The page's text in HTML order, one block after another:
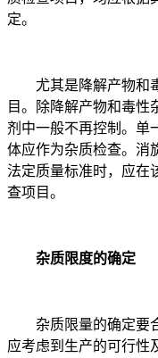
定。
尤其是降解产物和毒
目。除降解产物和毒性
剂中一般不再控制。单
体应作为杂质检查。消
法定质量标准时，应在
查项目。
杂质限度的确定
杂质限量的确定要合
应考虑到生产的可行性